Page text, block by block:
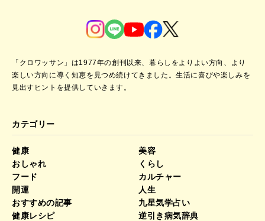
「クロワッサン」は1977年の創刊以来、暮らしをよりよい方向、より
楽しい方向に導く知恵を見つめ続けてきました。生活に喜びや楽しみを
見出すヒントを提供していきます。
カテゴリー
健康
美容
おしゃれ
くらし
フード
カルチャー
開運
人生
おすすめの記事
九星気学占い
健康レシピ
逆引き病気辞典